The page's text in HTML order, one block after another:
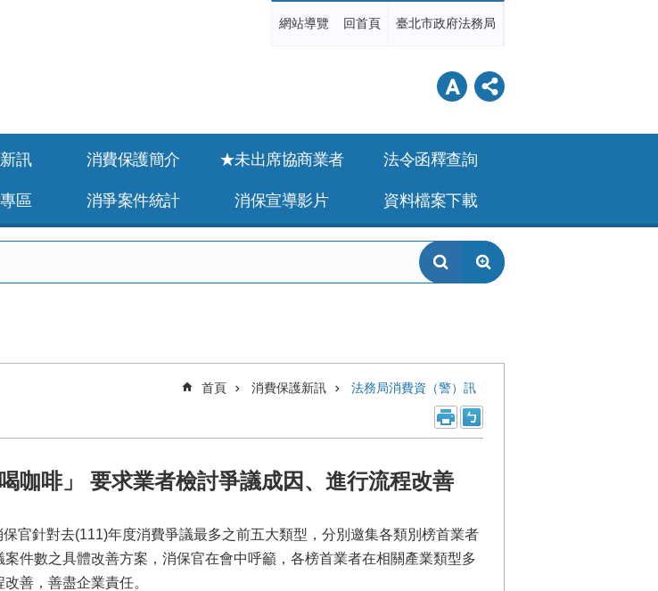
網站導覽 回首頁 臺北市政府法務局
訊 消費保護簡介 ★未出席協商業者 法令函釋查詢
區 消爭案件統計 消保宣導影片 資料檔案下載
首頁 消費保護新訊 法務局消費資（警）訊
咖啡」 要求業者檢討爭議成因、進行流程改善
針對去(111)年度消費爭議最多之前五大類型，分別邀集各類別榜首業者
件數之具體改善方案，消保官在會中呼籲，各榜首業者在相關產業類型多
善，善盡企業責任。